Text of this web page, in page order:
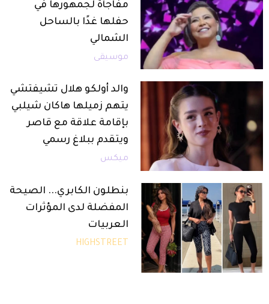
مفاجأة لجمهورها في
حفلها غدًا بالساحل
الشمالي
موسيقى
والد أولكو هلال تشيفتشي
يتهم زميلها هاكان شيلبي
بإقامة علاقة مع قاصر
ويتقدم ببلاغ رسمي
ميكس
بنطلون الكابري... الصيحة
المفضلة لدى المؤثرات
العربيات
HIGHSTREET